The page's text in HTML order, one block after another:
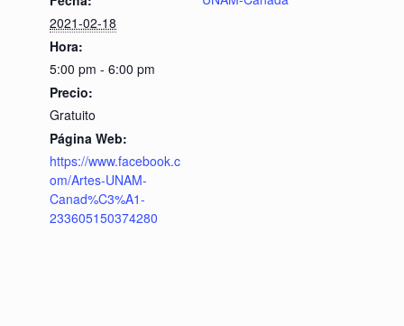
2021-02-18
Hora:
5:00 pm - 6:00 pm
Precio:
Gratuito
Página Web:
https://www.facebook.c
om/Artes-UNAM-
Canad%C3%A1-
233605150374280